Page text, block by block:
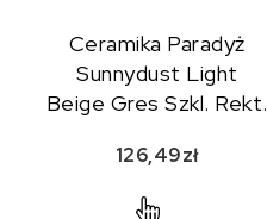
Ceramika Paradyż
Sunnydust Light
Beige Gres Szkl. Rekt.
126,49zł